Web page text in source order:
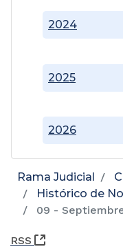
2024
2025
2026
Rama Judicial
Histórico de
09 -
RSS (Abre una